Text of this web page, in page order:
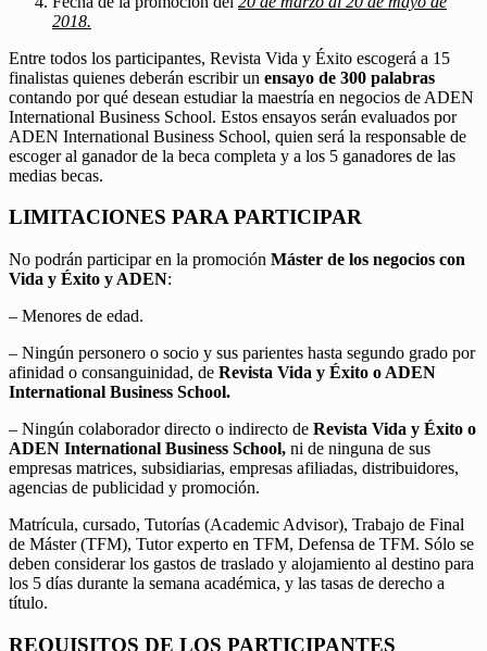
2018.
Entre todos los participantes, Revista Vida y Éxito escogerá a 15
finalistas quienes deberán escribir un ensayo de 300 palabras
contando por qué desean estudiar la maestría en negocios de ADEN
International Business School. Estos ensayos serán evaluados por
ADEN International Business School, quien será la responsable de
escoger al ganador de la beca completa y a los 5 ganadores de las
medias becas.
LIMITACIONES PARA PARTICIPAR
No podrán participar en la promoción Máster de los negocios con
Vida y Éxito y ADEN:
– Menores de edad.
– Ningún personero o socio y sus parientes hasta segundo grado por
afinidad o consanguinidad, de Revista Vida y Éxito o ADEN
International Business School.
– Ningún colaborador directo o indirecto de Revista Vida y Éxito o
ADEN International Business School, ni de ninguna de sus
empresas matrices, subsidiarias, empresas afiliadas, distribuidores,
agencias de publicidad y promoción.
Matrícula, cursado, Tutorías (Academic Advisor), Trabajo de Final
de Máster (TFM), Tutor experto en TFM, Defensa de TFM. Sólo se
deben considerar los gastos de traslado y alojamiento al destino para
los 5 días durante la semana académica, y las tasas de derecho a
título.
REQUISITOS DE LOS PARTICIPANTES